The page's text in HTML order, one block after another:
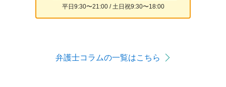
平日9:30〜21:00 / 土日祝9:30〜18:00
弁護士コラムの一覧はこちら